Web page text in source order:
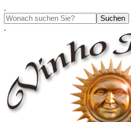
zum
Inhalt
.
Suchen
.